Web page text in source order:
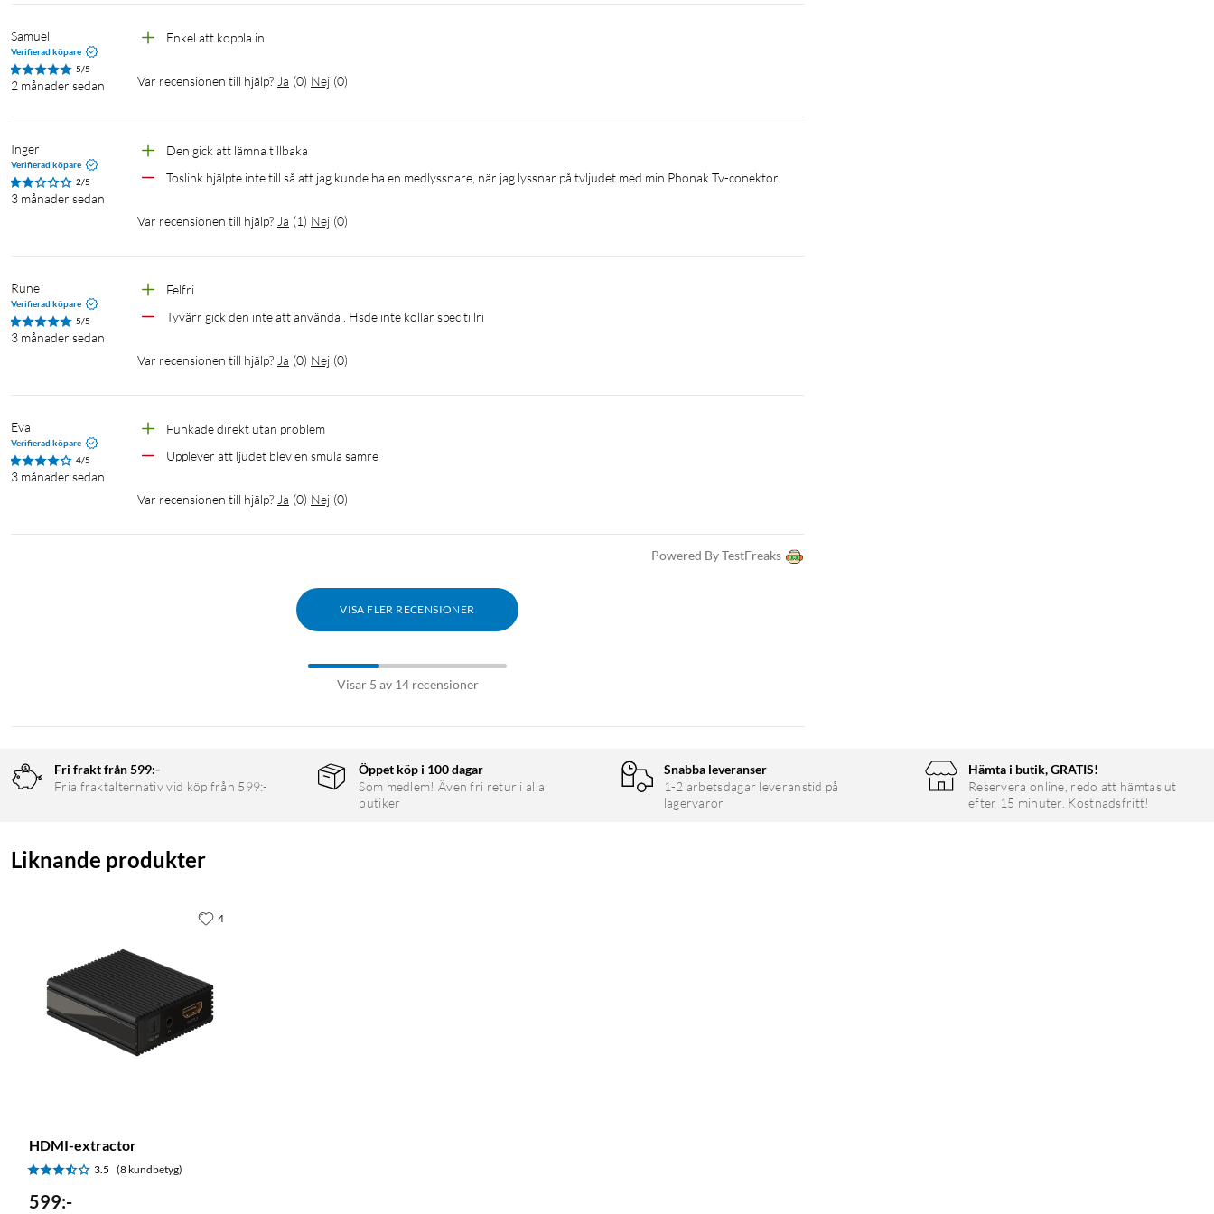
Utspänning: DC 5,0 V
Utström: 1,0 A
Uteffekt: 5,0 W
Genomsnittlig verkningsgrad: 74,0 %
HDMI-ljudextraktor
Nätadapter (5 V / 1 A)
Samuel
Verifierad köpare
5/5
2 månader sedan
Enkel att koppla in
Var recensionen till hjälp? Ja (0) Nej (0)
Inger
Verifierad köpare
2/5
3 månader sedan
Den gick att lämna tillbaka
Toslink hjälpte inte till så att jag kunde ha en medlyssnare, när jag lyssnar på tvljudet med min Phonak Tv-conektor.
Var recensionen till hjälp? Ja (1) Nej (0)
Rune
Verifierad köpare
5/5
3 månader sedan
Felfri
Tyvärr gick den inte att använda . Hsde inte kollar spec tillri
Var recensionen till hjälp? Ja (0) Nej (0)
Eva
Verifierad köpare
4/5
3 månader sedan
Funkade direkt utan problem
Upplever att ljudet blev en smula sämre
Var recensionen till hjälp? Ja (0) Nej (0)
Powered By TestFreaks
VISA FLER RECENSIONER
Visar 5 av 14 recensioner
Fri frakt från 599:-
Fria fraktalternativ vid köp från 599:-
Öppet köp i 100 dagar
Som medlem! Även fri retur i alla
butiker
Snabba leveranser
1-2 arbetsdagar leveranstid på
lagervaror
Hämta i butik, GRATIS!
Reservera online, redo att hämtas ut
efter 15 minuter. Kostnadsfritt!
Liknande produkter
HDMI-extractor
3.5 (8 kundbetyg)
599:-
4